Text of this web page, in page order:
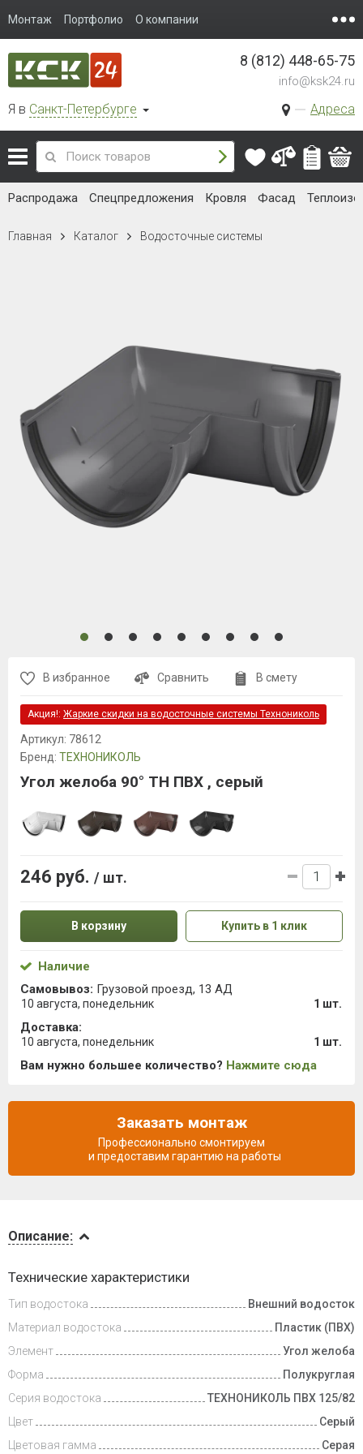
Монтаж Портфолио О компании
Я в Санкт-Петербурге Адреса
8 (812) 448-65-75
info@ksk24.ru
Распродажа Спецпредложения Кровля Фасад
Главная Каталог Водосточные системы
Доставка
Описание:
Технические характеристики
Тип водостока
Внешний водосток
Материал водостока
Пластик (ПВХ)
Элемент
Угол желоба
Форма
Полукруглая
Серия водостока
ТЕХНОНИКОЛЬ ПВХ 125/82
Цвет
Серый
Цветовая гамма
Серая
В избранное Сравнить В смету
Акция!: Жаркие скидки на водосточные системы Технониколь
Артикул: 78612
Бренд: ТЕХНОНИКОЛЬ
Угол желоба 90° ТН ПВХ , серый
246 руб. / шт.
В корзину Купить в 1 клик
Наличие
Самовывоз: Грузовой проезд, 13 АД
10 августа, понедельник 1 шт.
Доставка:
10 августа, понедельник 1 шт.
Вам нужно большее количество? Нажмите сюда
Заказать монтаж
Профессионально смонтируем
и предоставим гарантию на работы